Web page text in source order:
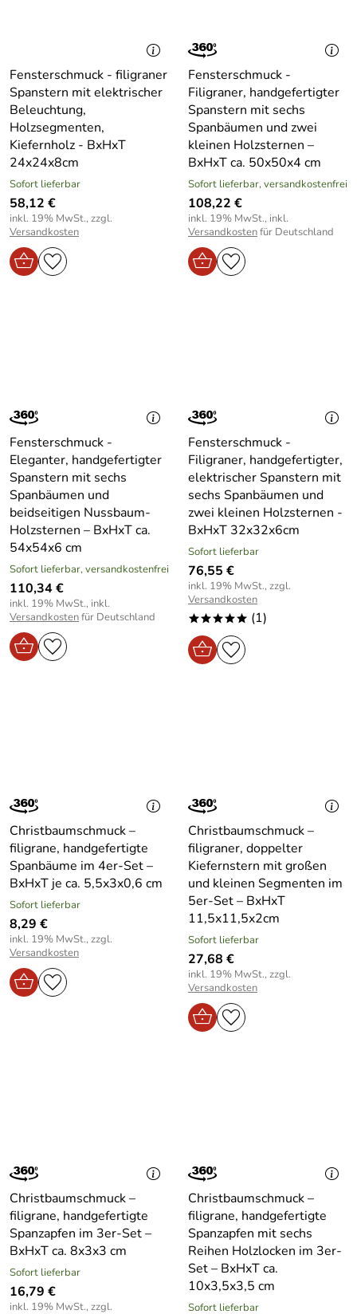
Fensterschmuck - filigraner
Spanstern mit elektrischer
Beleuchtung,
Holzsegmenten,
Kiefernholz - BxHxT
24x24x8cm
Sofort lieferbar
58,12 €
inkl. 19% MwSt., zzgl.
Versandkosten
Fensterschmuck -
Filigraner, handgefertigter
Spanstern mit sechs
Spanbäumen und zwei
kleinen Holzsternen –
BxHxT ca. 50x50x4 cm
Sofort lieferbar, versandkostenfrei
108,22 €
inkl. 19% MwSt., inkl.
Versandkostenfür Deutschland
Fensterschmuck -
Eleganter, handgefertigter
Spanstern mit sechs
Spanbäumen und
beidseitigen Nussbaum-
Holzsternen – BxHxT ca.
54x54x6 cm
Sofort lieferbar, versandkostenfrei
110,34 €
inkl. 19% MwSt., inkl.
Versandkostenfür Deutschland
Fensterschmuck -
Filigraner, handgefertigter,
elektrischer Spanstern mit
sechs Spanbäumen und
zwei kleinen Holzsternen -
BxHxT 32x32x6cm
Sofort lieferbar
76,55 €
inkl. 19% MwSt., zzgl.
Versandkosten
***** (1)
Christbaumschmuck –
filigrane, handgefertigte
Spanbäume im 4er-Set –
BxHxT je ca. 5,5x3x0,6 cm
Sofort lieferbar
8,29 €
inkl. 19% MwSt., zzgl.
Versandkosten
Christbaumschmuck –
filigraner, doppelter
Kiefernstern mit großen
und kleinen Segmenten im
5er-Set – BxHxT
11,5x11,5x2cm
Sofort lieferbar
27,68 €
inkl. 19% MwSt., zzgl.
Versandkosten
Christbaumschmuck –
filigrane, handgefertigte
Spanzapfen im 3er-Set –
BxHxT ca. 8x3x3 cm
Sofort lieferbar
16,79 €
inkl. 19% MwSt., zzgl.
Christbaumschmuck –
filigrane, handgefertigte
Spanzapfen mit sechs
Reihen Holzlocken im 3er-
Set – BxHxT ca.
10x3,5x3,5 cm
Sofort lieferbar